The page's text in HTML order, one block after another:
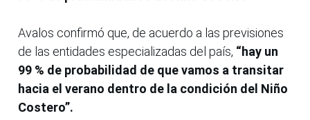
Avalos confirmó que, de acuerdo a las previsiones
de las entidades especializadas del país, “hay un
99 % de probabilidad de que vamos a transitar
hacia el verano dentro de la condición del Niño
Costero”.